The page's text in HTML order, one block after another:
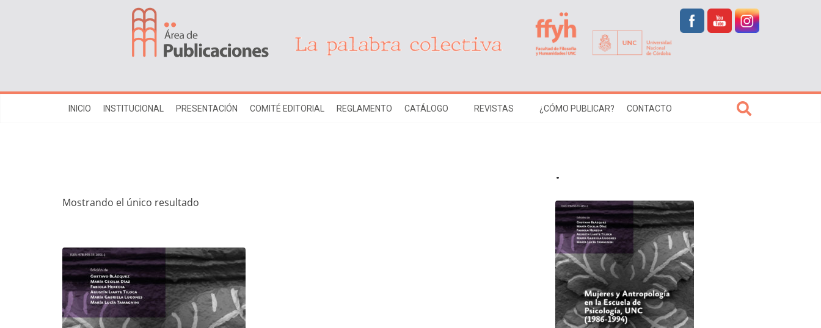
INICIO INSTITUCIONAL PRESENTACIÓN COMITÉ EDITORIAL REGLAMENTO CATÁLOGO REVISTAS ¿CÓMO PUBLICAR? CONTACTO
Mostrando el único resultado
.